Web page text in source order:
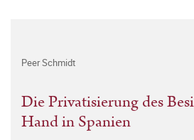
Peer Schmidt
Die Privatisierung des
Hand in Spanien